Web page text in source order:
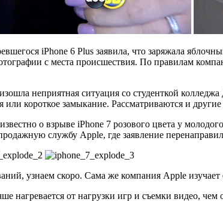
iPhone 6 Plus заявила, что заряжала
с места происшествия. По правилам
неприятная ситуация со студенткой
или короткое замыкание. Рассматриваются и
о взрыве iPhone 7 розового цвета у
службу Apple, где заявление
узнаем скоро. Сама же компания Apple
нагревается от нагрузки игр и съемки видео,